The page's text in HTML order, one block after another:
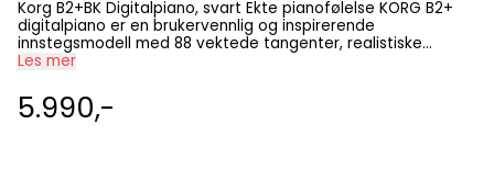
Korg B2+BK Digitalpiano, svart Ekte pianofølelse KORG B2+
digitalpiano er en brukervennlig og inspirerende
innstegsmodell med 88 vektede tangenter, realistiske
pianolyder og moderne tilkoblinger. Her får du følelsen av et
verden. Med Natural Weighted Hammer Action (NH) -
klaviatur, kraftige innebygde høyttalere og USB-C
Les mer
5.990,-